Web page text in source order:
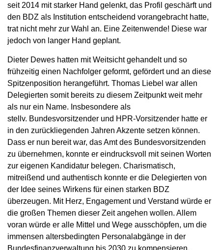
seit 2014 mit starker Hand gelenkt, das Profil geschärft und
den BDZ als Institution entscheidend vorangebracht hatte,
trat nicht mehr zur Wahl an. Eine Zeitenwende! Diese war
jedoch von langer Hand geplant.
Dieter Dewes hatten mit Weitsicht gehandelt und so
frühzeitig einen Nachfolger geformt, gefördert und an diese
Spitzenposition herangeführt. Thomas Liebel war allen
Delegierten somit bereits zu diesem Zeitpunkt weit mehr
als nur ein Name. Insbesondere als
stellv. Bundesvorsitzender und HPR-Vorsitzender hatte er
in den zurückliegenden Jahren Akzente setzen können.
Dass er nun bereit war, das Amt des Bundesvorsitzenden
zu übernehmen, konnte er eindrucksvoll mit seinen Worten
zur eigenen Kandidatur belegen. Charismatisch,
mitreißend und authentisch konnte er die Delegierten von
der Idee seines Wirkens für einen starken BDZ
überzeugen. Mit Herz, Engagement und Verstand würde er
die großen Themen dieser Zeit angehen wollen. Allem
voran würde er alle Mittel und Wege ausschöpfen, um die
immensen altersbedingten Personalabgänge in der
Bundesfinanzverwaltung bis 2030 zu kompensieren.